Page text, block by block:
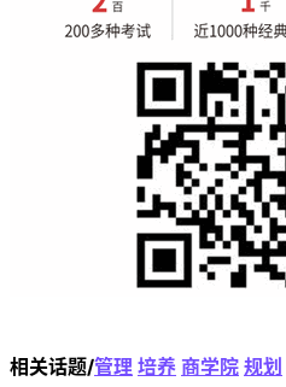
相关话题/管理 培养 商学院 规划